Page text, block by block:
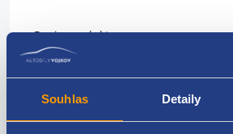
Souhlas Detaily
Popis produktu
karoserie: hatchback = coupé